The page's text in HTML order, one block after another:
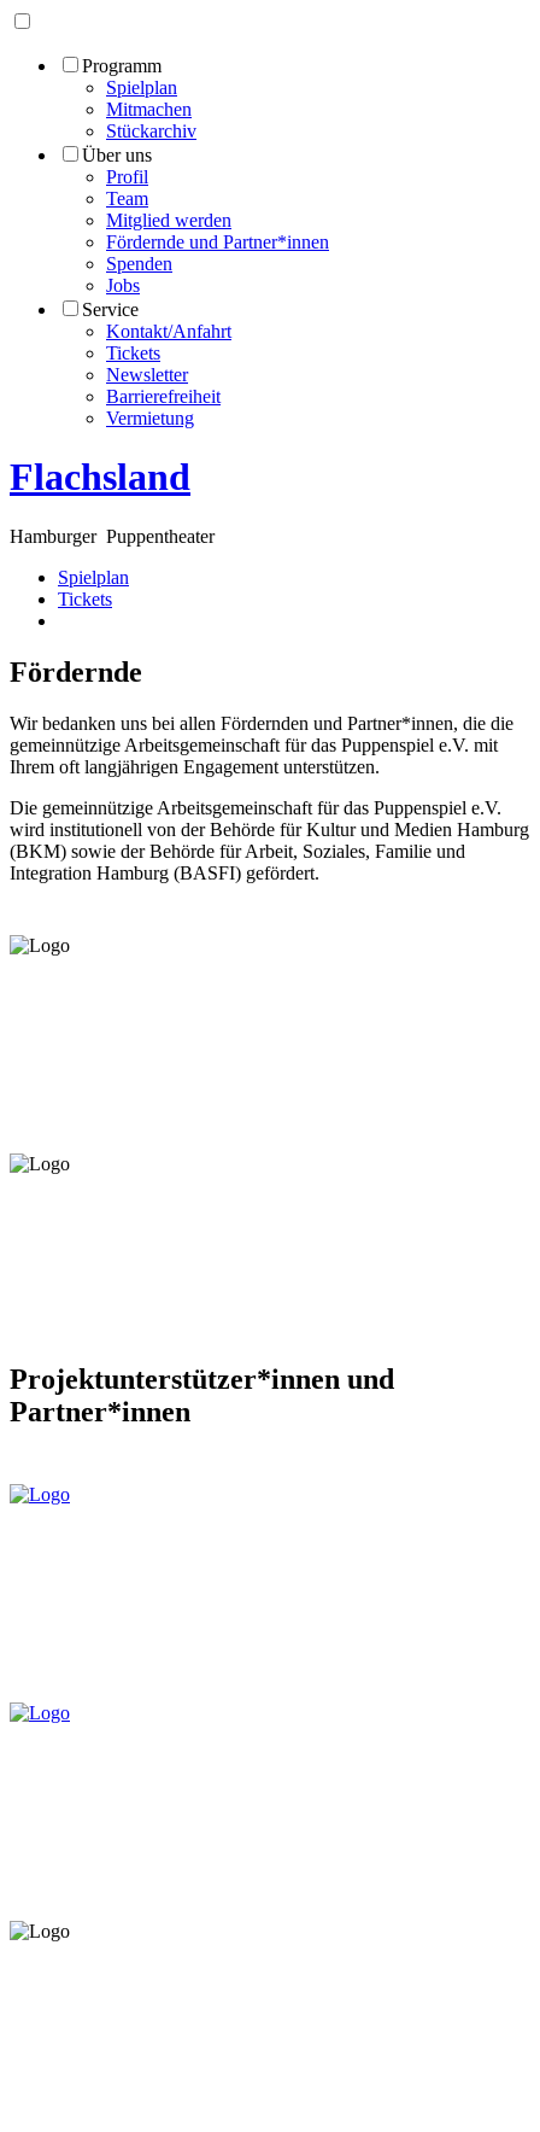
Programm
Spielplan
Mitmachen
Stückarchiv
Über uns
Profil
Team
Mitglied werden
Fördernde und Partner*innen
Spenden
Jobs
Service
Kontakt/Anfahrt
Tickets
Newsletter
Barrierefreiheit
Vermietung
Flachsland
Hamburger Puppentheater
Spielplan
Tickets
Fördernde
Wir bedanken uns bei allen Fördernden und Partner*innen, die die
gemeinnützige Arbeitsgemeinschaft für das Puppenspiel e.V. mit
Ihrem oft langjährigen Engagement unterstützen.
Die gemeinnützige Arbeitsgemeinschaft für das Puppenspiel e.V.
wird institutionell von der Behörde für Kultur und Medien Hamburg
(BKM) sowie der Behörde für Arbeit, Soziales, Familie und
Integration Hamburg (BASFI) gefördert.
Projektunterstützer*innen und
Partner*innen